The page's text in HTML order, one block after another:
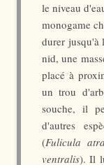
le niveau
monogame
durer jusqu'à
nid, une
placé à
un trou
souche, il
d'autres
(Fulicula
ventralis). Il